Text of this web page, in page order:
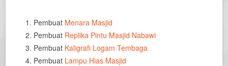
Pembuat Menara Masjid
Pembuat Replika Pintu Masjid Nabawi
Pembuat Kaligrafi Logam Tembaga
Pembuat Lampu Hias Masjid